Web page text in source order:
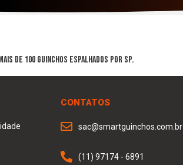
de 100 Guinchos Espalhados por SP.
CONTATOS
sac@smartguinchos.com.br
(11) 97174 - 6891